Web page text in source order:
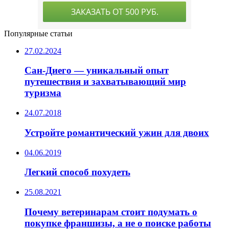
Популярные статьи
27.02.2024
Сан-Диего — уникальный опыт
путешествия и захватывающий мир
туризма
24.07.2018
Устройте романтический ужин для двоих
04.06.2019
Легкий способ похудеть
25.08.2021
Почему ветеринарам стоит подумать о
покупке франшизы, а не о поиске работы